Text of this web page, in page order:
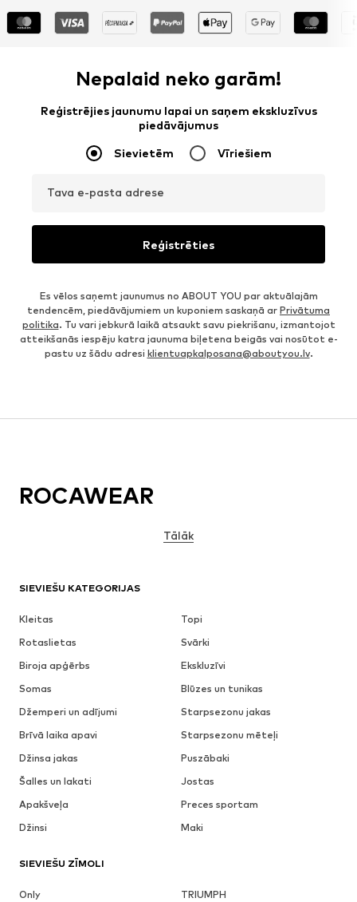
Nepalaid neko garām!
Reģistrējies jaunumu lapai un saņem ekskluzīvus
piedāvājumus
Sievietēm Vīriešiem
Tava e-pasta adrese
Reģistrēties
Es vēlos saņemt jaunumus no ABOUT YOU par aktuālajām
tendencēm, piedāvājumiem un kuponiem saskaņā ar Privātuma
politika. Tu vari jebkurā laikā atsaukt savu piekrišanu, izmantojot
atteikšanās iespēju katra jaunuma biļetena beigās vai nosūtot e-
pastu uz šādu adresi klientuapkalposana@aboutyou.lv.
SIEVIEŠU KATEGORIJAS
Kleitas
Topi
Rotaslietas
Svārki
Biroja apģērbs
Ekskluzīvi
Somas
Blūzes un tunikas
Džemperi un adījumi
Starpsezonu jakas
Brīvā laika apavi
Starpsezonu mēteļi
Džinsa jakas
Puszābaki
Šalles un lakati
Jostas
Apakšveļa
Preces sportam
Džinsi
Maki
SIEVIEŠU ZĪMOLI
Only
TRIUMPH
ROCAWEAR
Tālāk